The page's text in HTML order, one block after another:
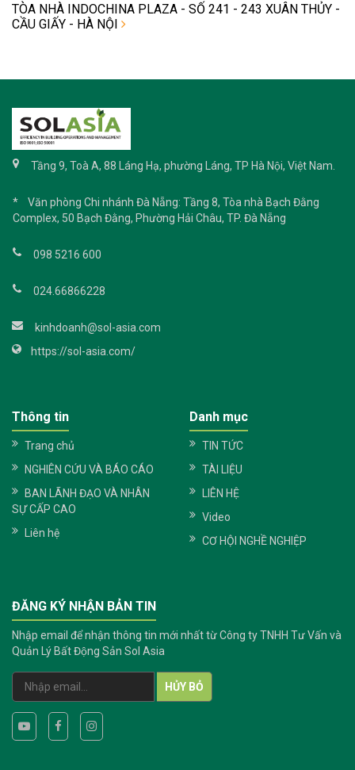
TÒA NHÀ INDOCHINA PLAZA - SỐ 241 - 243 XUÂN THỦY -
CẦU GIẤY - HÀ NỘI
Tầng 9, Toà A, 88 Láng Hạ, phường Láng, TP Hà Nội, Việt Nam.
* Văn phòng Chi nhánh Đà Nẵng: Tầng 8, Tòa nhà Bạch Đằng
Complex, 50 Bạch Đằng, Phường Hải Châu, TP. Đà Nẵng
098 5216 600
024.66866228
kinhdoanh@sol-asia.com
https://sol-asia.com/
Thông tin
Trang chủ
NGHIÊN CỨU VÀ BÁO CÁO
BAN LÃNH ĐẠO VÀ NHÂN
SỰ CẤP CAO
Liên hệ
Danh mục
TIN TỨC
TÀI LIỆU
LIÊN HỆ
Video
CƠ HỘI NGHỀ NGHIỆP
ĐĂNG KÝ NHẬN BẢN TIN
Nhập email để nhận thông tin mới nhất từ Công ty TNHH Tư Vấn và
Quản Lý Bất Động Sản Sol Asia
HỦY BỎ